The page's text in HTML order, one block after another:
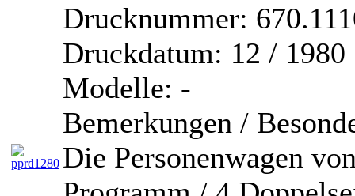
Drucknummer:
Druckdatum: 12 / 1980
Modelle: -
Bemerkungen /
Die Personenwagen